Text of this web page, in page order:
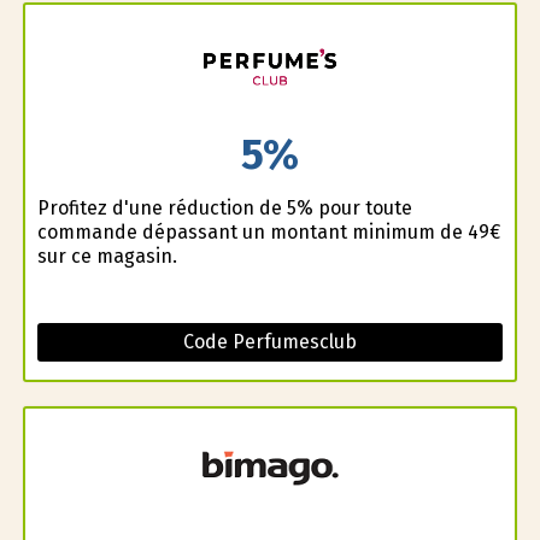
5%
Profitez d'une réduction de 5% pour toute
commande dépassant un montant minimum de 49€
sur ce magasin.
Code Perfumesclub